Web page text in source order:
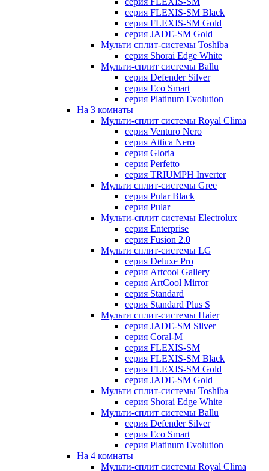
серия FLEXIS-SM Black
серия FLEXIS-SM Gold
серия JADE-SM Gold
Мульти сплит-системы Toshiba
серия Shorai Edge White
Мульти-сплит системы Ballu
серия Defender Silver
серия Eco Smart
серия Platinum Evolution
На 3 комнаты
Мульти-сплит системы Royal Clima
серия Venturo Nero
серия Attica Nero
серия Gloria
серия Perfetto
серия TRIUMPH Inverter
Мульти сплит-системы Gree
серия Pular Black
серия Pular
Мульти-сплит системы Electrolux
серия Enterprise
серия Fusion 2.0
Мульти сплит-системы LG
серия Deluxe Pro
серия Artcool Gallery
серия ArtCool Mirror
серия Standard
серия Standard Plus S
Мульти сплит-системы Haier
серия JADE-SM Silver
серия Coral-M
серия FLEXIS-SM
серия FLEXIS-SM Black
серия FLEXIS-SM Gold
серия JADE-SM Gold
Мульти сплит-системы Toshiba
серия Shorai Edge White
Мульти-сплит системы Ballu
серия Defender Silver
серия Eco Smart
серия Platinum Evolution
На 4 комнаты
Мульти-сплит системы Royal Clima